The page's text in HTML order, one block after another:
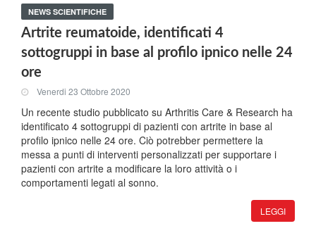
NEWS SCIENTIFICHE
Artrite reumatoide, identificati 4
sottogruppi in base al profilo ipnico nelle 24
ore
Venerdi 23 Ottobre 2020
Un recente studio pubblicato su Arthritis Care & Research ha
identificato 4 sottogruppi di pazienti con artrite in base al
profilo ipnico nelle 24 ore. Ciò potrebber permettere la
messa a punti di interventi personalizzati per supportare i
pazienti con artrite a modificare la loro attività o i
comportamenti legati al sonno.
LEGGI